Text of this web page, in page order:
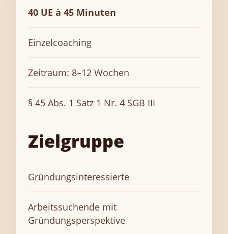
40 UE à 45 Minuten
Einzelcoaching
Zeitraum: 8–12 Wochen
§ 45 Abs. 1 Satz 1 Nr. 4 SGB III
Zielgruppe
Gründungsinteressierte
Arbeitssuchende mit
Gründungsperspektive